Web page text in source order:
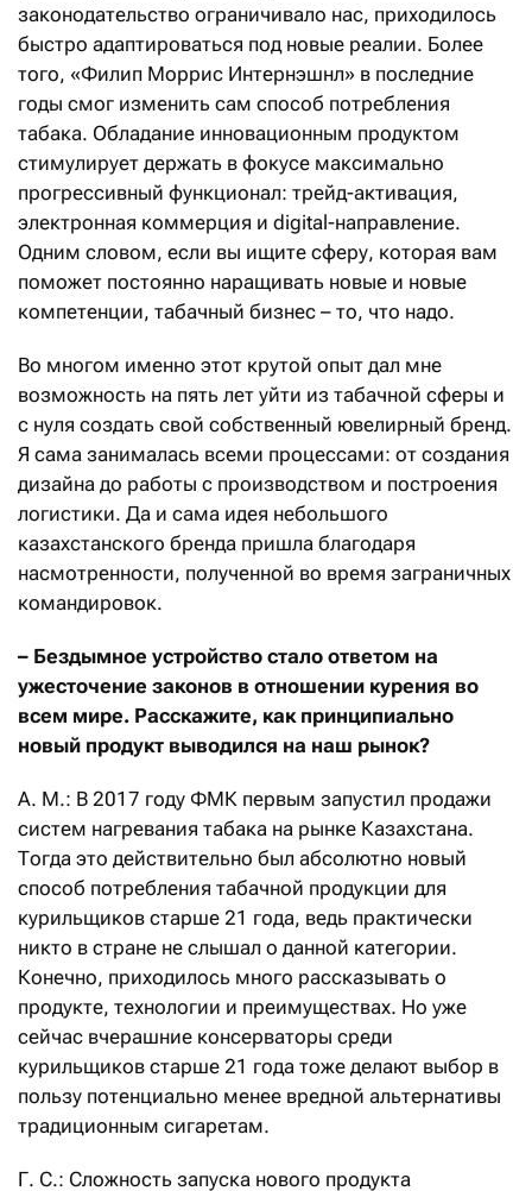
законодательство ограничивало нас, приходилось
быстро адаптироваться под новые реалии. Более
того, «Филип Моррис Интернэшнл» в последние
годы смог изменить сам способ потребления
табака. Обладание инновационным продуктом
стимулирует держать в фокусе максимально
прогрессивный функционал: трейд-активация,
электронная коммерция и digital-направление.
Одним словом, если вы ищите сферу, которая вам
поможет постоянно наращивать новые и новые
компетенции, табачный бизнес – то, что надо.
Во многом именно этот крутой опыт дал мне
возможность на пять лет уйти из табачной сферы и
с нуля создать свой собственный ювелирный бренд.
Я сама занималась всеми процессами: от создания
дизайна до работы с производством и построения
логистики. Да и сама идея небольшого
казахстанского бренда пришла благодаря
насмотренности, полученной во время заграничных
командировок.
– Бездымное устройство стало ответом на
ужесточение законов в отношении курения во
всем мире. Расскажите, как принципиально
новый продукт выводился на наш рынок?
А. М.: В 2017 году ФМК первым запустил продажи
систем нагревания табака на рынке Казахстана.
Тогда это действительно был абсолютно новый
способ потребления табачной продукции для
курильщиков старше 21 года, ведь практически
никто в стране не слышал о данной категории.
Конечно, приходилось много рассказывать о
продукте, технологии и преимуществах. Но уже
сейчас вчерашние консерваторы среди
курильщиков старше 21 года тоже делают выбор в
пользу потенциально менее вредной альтернативы
традиционным сигаретам.
Г. С.: Сложность запуска нового продукта